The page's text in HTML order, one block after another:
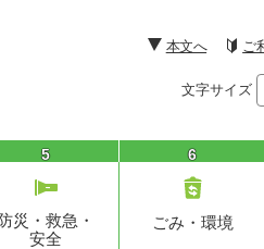
本文へ ご
文字サイズ
5
災・救急・
安全
6
ごみ・環境